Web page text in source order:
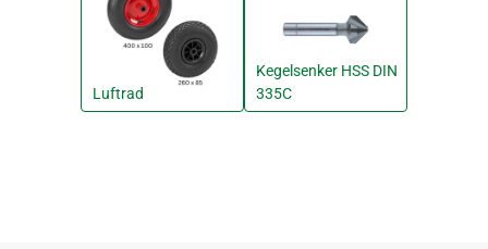
Luftrad
Kegelsenker HSS DIN
335C